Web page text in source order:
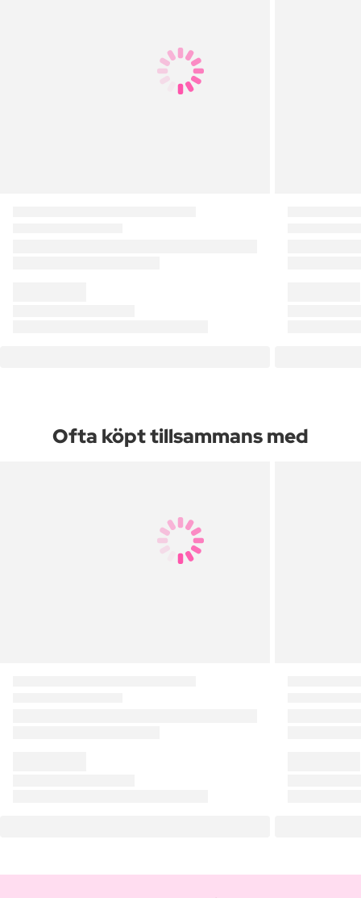
Ofta köpt tillsammans med